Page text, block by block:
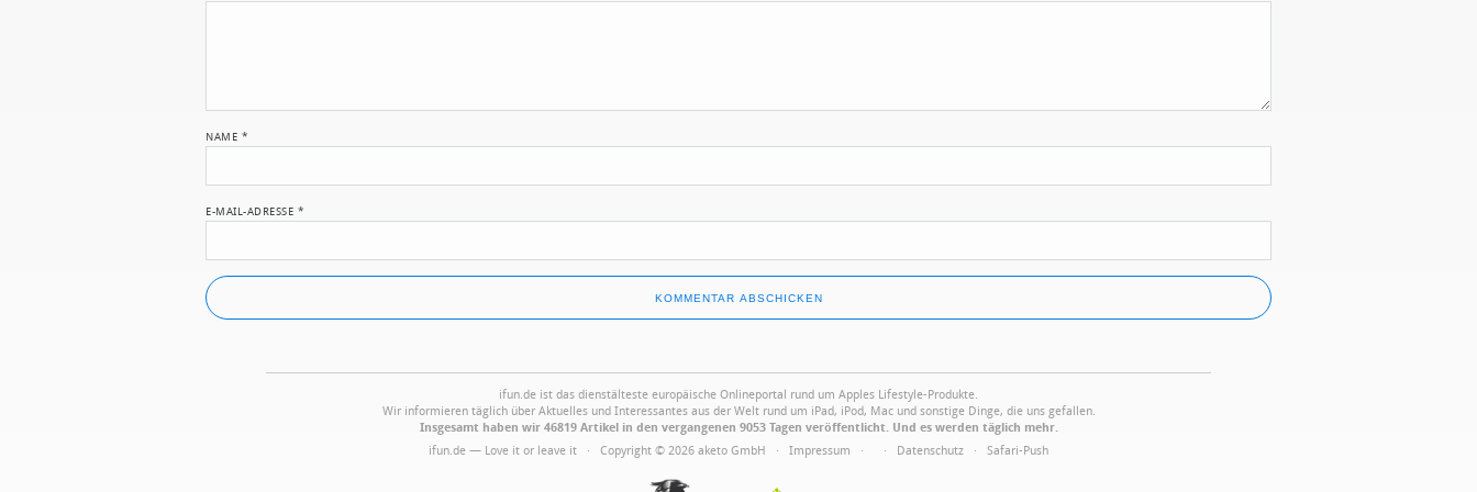
NAME *
E-MAIL-ADRESSE *
ifun.de ist das dienstälteste europäische Onlineportal rund um Apples Lifestyle-Produkte.
Wir informieren täglich über Aktuelles und Interessantes aus der Welt rund um iPad, iPod, Mac und sonstige Dinge, die uns gefallen.
Insgesamt haben wir 46819 Artikel in den vergangenen 9053 Tagen veröffentlicht. Und es werden täglich mehr.
ifun.de — Love it or leave it · Copyright © 2026 aketo GmbH · Impressum · · Datenschutz · Safari-Push